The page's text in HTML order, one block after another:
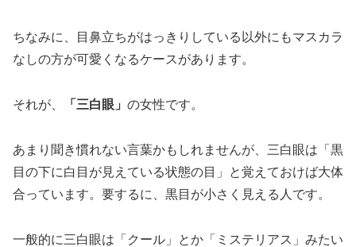
ちなみに、目鼻立ちがはっきりしている以外にもマスカラ
なしの方が可愛くなるケースがあります。
それが、 「三白眼」 の女性です。
あまり聞き慣れない言葉かもしれませんが、三白眼は「黒
目の下に白目が見えている状態の目」と覚えておけば大体
合っています。要するに、黒目が小さく見える人です。
一般的に三白眼は「クール」とか「ミステリアス」みたい